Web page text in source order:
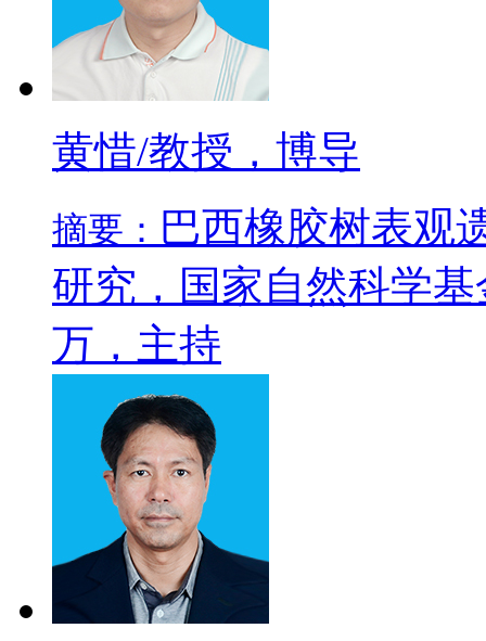
黄惜/教授，博导
摘要： 巴西橡胶树表观
研究，国家自然科学基
万，主持